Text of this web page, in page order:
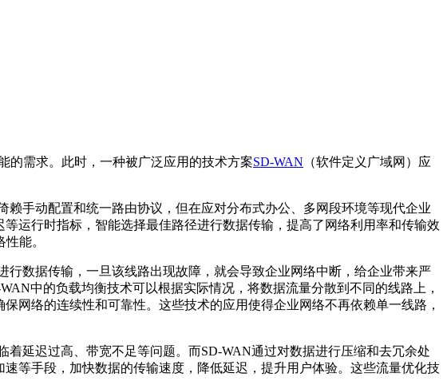
的需求。此时，一种被广泛应用的技术方案SD-WAN （软件定义广域网）应
手动配置和统一路由协议，但在应对分布式办公、多网段环境等现代企业
运行时指标，智能选择最佳路径进行数据传输，提高了网络利用率和传输效
能。
数据传输，一旦该线路出现故障，就会导致企业网络中断，给企业带来严
中的负载均衡技术可以根据实际情况，将数据流量分散到不同的线路上，
网络的连续性和可靠性。这些技术的应用使得企业网络不再依赖单一线路，
延迟过高、带宽不足等问题。而SD-WAN通过对数据进行压缩和去冗余处
等手段，加快数据的传输速度，降低延迟，提升用户体验。这些流量优化技